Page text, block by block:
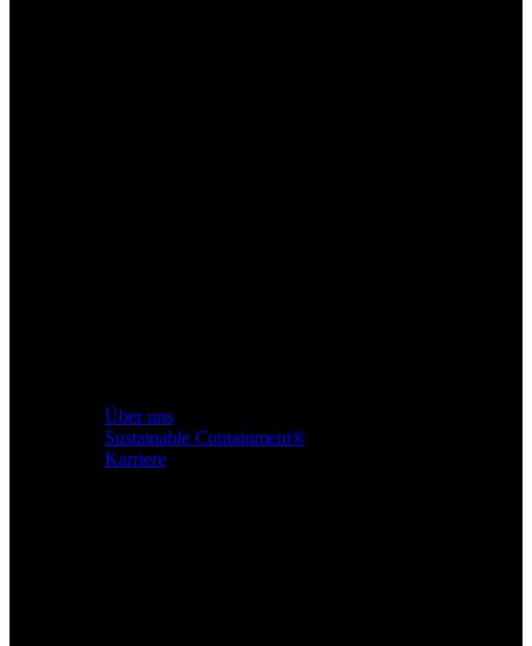
Über uns
Sustainable Containment®
Karriere